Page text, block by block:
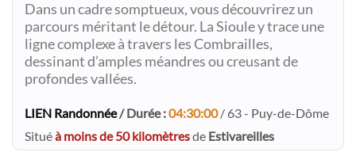
Dans un cadre somptueux, vous découvrirez un
parcours méritant le détour. La Sioule y trace une
ligne complexe à travers les Combrailles,
dessinant d’amples méandres ou creusant de
profondes vallées.
LIEN Randonnée/ Durée :04:30:00/ 63 - Puy-de-Dôme
Situéà moins de 50 kilomètresde Estivareilles